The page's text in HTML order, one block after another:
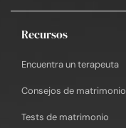
Recursos
Encuentra un terapeuta
Consejos de matrimonio
Tests de matrimonio